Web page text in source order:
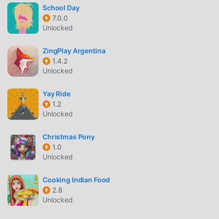
приносит сама игра. moddroid обещает, что любой мод
Defender IV не будет взимать плату с игроков, и он на
100% безопасен, доступен и бесплатен для установки.
и установить Defender IV 1.0.79 одним щелчком мыши.
Чего же вы ждете, скачайте moddroid и играйте!
Defender IV Будучи популярной игрой casual, ее
уникальный игровой процесс помог ему завоевать
отличие от традиционных игр casual, в Defender IV вам
нужно пройти только обучение для новичков, чтобы вы
могли легко начать всю игру и наслаждаться радостью,
приносимой классическими играми casual Defender IV
1.0.79. В то же время, moddroid специально создал
платформу для любителей игр casual, позволяя вам
общаться и делиться со всеми любителями игр casual
School Day
7.0.0
Unlocked
ZingPlay Argentina
1.4.2
Unlocked
Yay Ride
1.2
Unlocked
Christmas Pony
1.0
Unlocked
Cooking Indian Food
2.8
Unlocked